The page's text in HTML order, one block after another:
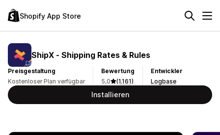
Shopify App Store
ShipX ‑ Shipping Rates & Rules
Preisgestaltung
Kostenloser Plan verfügbar
Bewertung
5,0
(1.161)
Entwickler
Logbase
Installieren